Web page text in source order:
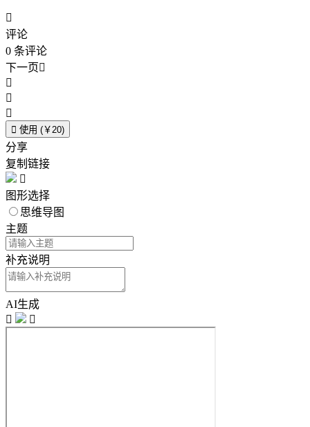

评论
0 条评论
下一页



 使用 (￥20)
分享
复制链接

图形选择
思维导图
主题
补充说明
AI生成

